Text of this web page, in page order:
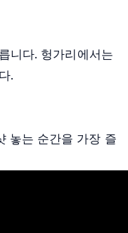
니다. 헝가리에서는
.
놓는 순간을 가장 즐